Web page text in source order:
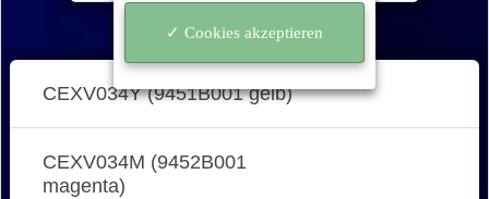
CEXV034Y (9451B001 gelb)
CEXV034M (9452B001
magenta)
✓ Cookies akzeptieren